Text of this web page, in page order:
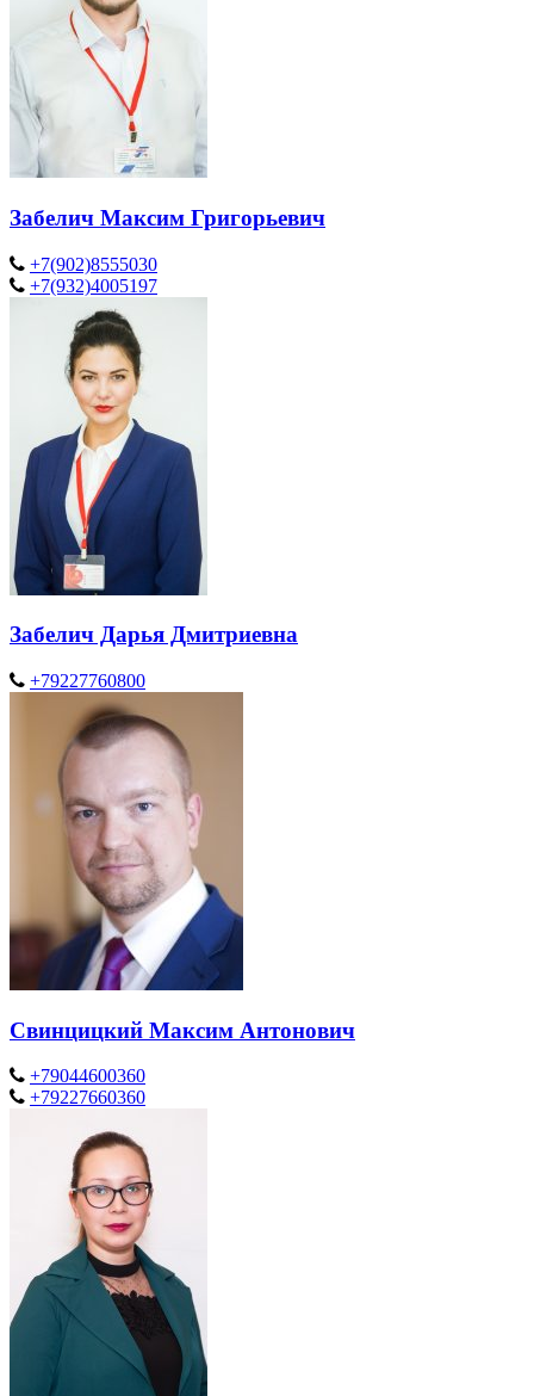
Забелич Максим Григорьевич
+7(902)8555030
+7(932)4005197
Забелич Дарья Дмитриевна
+79227760800
Свинцицкий Максим Антонович
+79044600360
+79227660360